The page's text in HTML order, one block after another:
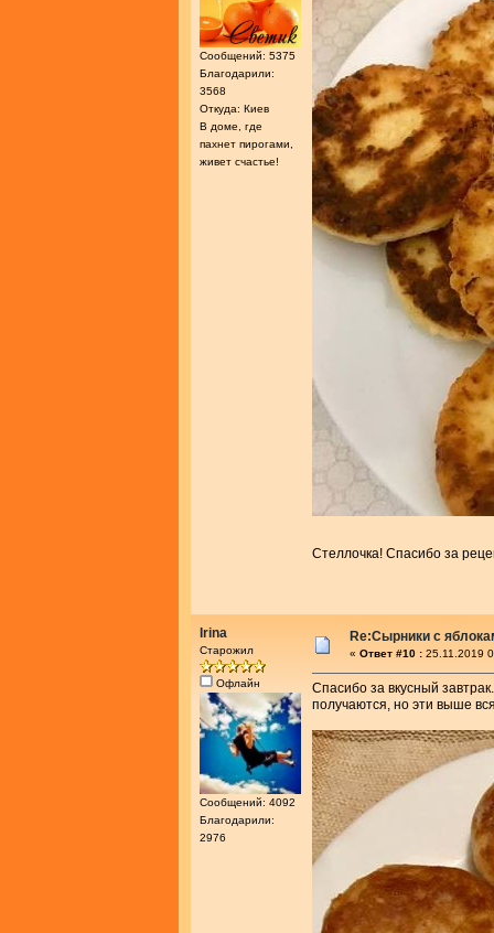
Сообщений: 5375
Благодарили:
3568
Откуда: Киев
В доме, где
пахнет пирогами,
живет счастье!
Стеллочка! Спасибо за
Irina
Старожил
Офлайн
Сообщений: 4092
Благодарили:
2976
Re:Сырники с
« Ответ #10 : 25.11.2019
Спасибо за вкусный
получаются, но эти выше